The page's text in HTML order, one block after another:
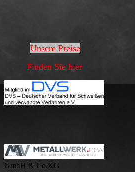
Unsere Preise
Finden Sie hier
GmbH & Co.KG